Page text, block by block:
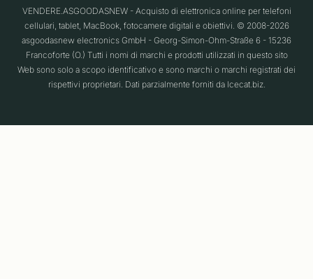
VENDERE.ASGOODASNEW - Acquisto di elettronica online per telefoni
cellulari, tablet, MacBook, fotocamere digitali e obiettivi. © 2008-2026
asgoodasnew electronics GmbH - Georg-Simon-Ohm-Straße 6 - 15236
Francoforte (O.) Tutti i nomi di marchi e prodotti utilizzati in questo sito
Web sono solo a scopo identificativo e sono marchi o marchi registrati dei
rispettivi proprietari. Dati parzialmente forniti da Icecat.biz.